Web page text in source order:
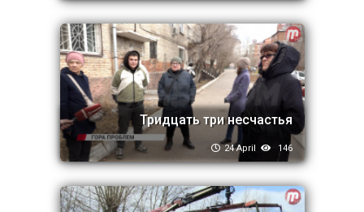
Тридцать три несчастья
24 April 146